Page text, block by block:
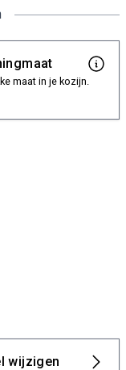
maat in je kozijn.
wijzigen